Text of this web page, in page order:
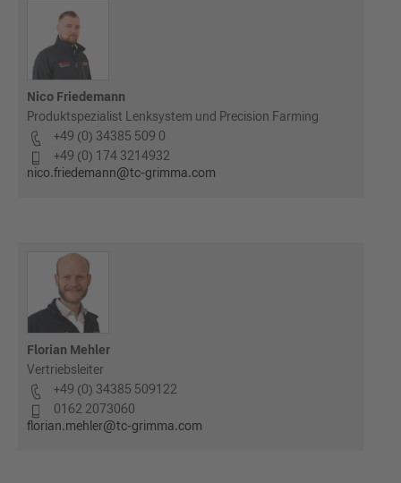
Nico Friedemann
Produktspezialist Lenksystem und Precision Farming
+49 (0) 34385 509 0
+49 (0) 174 3214932
nico.friedemann@tc-grimma.com
Florian Mehler
Vertriebsleiter
+49 (0) 34385 509122
0162 2073060
florian.mehler@tc-grimma.com